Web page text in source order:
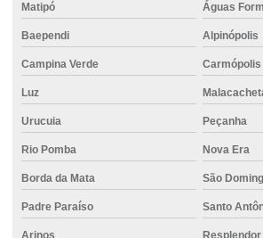
Concreto usinado para piso de garagem
Concreto usinado para piso industrial
Concreto usinado polido
Concreto usinado para quintal
Concreto usinado valor
Matipó Águas
Baependi Alpinópolis
Campina Verde Carmópolis
Luz
Urucuia Peçanha
Rio Pomba Nova Era
Borda da Mata São
Padre Paraíso Santo